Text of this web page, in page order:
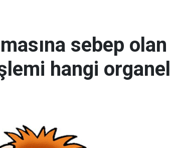
sebep olan
hangi organel